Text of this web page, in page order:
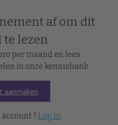
af om dit
lezen
per maand en lees
in onze kennisbank
aanmaken
? Log in